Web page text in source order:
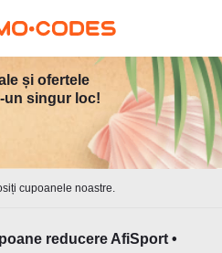
și ofertele
un singur loc!
cupoanele noastre.
reducere AfiSport •